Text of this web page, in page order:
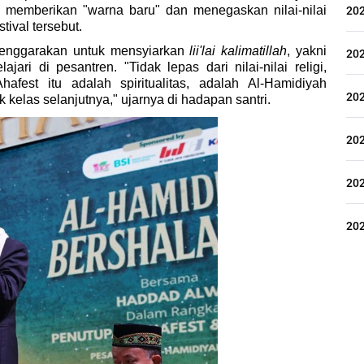
"warna baru" dan menegaskan nilai-nilai
tersebut.
untuk mensyiarkan lii'lai kalimatillah, yakni
di pesantren. "Tidak lepas dari nilai-nilai religi,
itu adalah spiritualitas, adalah Al-Hamidiyah
kelas selanjutnya," ujarnya di hadapan santri.